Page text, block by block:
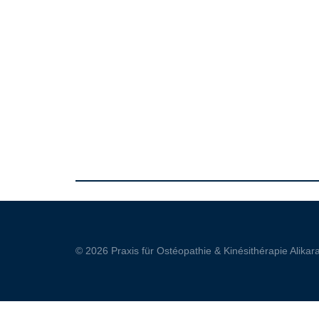
© 2026 Praxis für Ostéopathie & Kinésithérapie